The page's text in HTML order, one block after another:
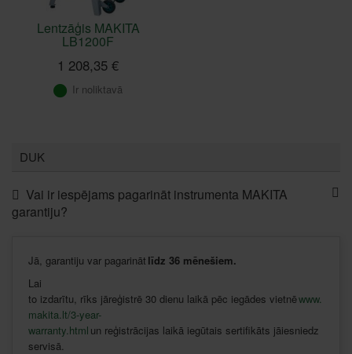
Lentzāģis MAKITA
LB1200F
1 208,35 €
Ir noliktavā
DUK
Vai ir iespējams pagarināt instrumenta MAKITA
garantiju?
Jā garantiju var pagarināt līdz 36 mēnešiem.
Lai
to izdarītu rīks jāreģistrē 30 dienu laikā pēc iegādes vietnēwww.
makita.lt/3-year-
warranty.html un reģistrācijas laikā iegūtais sertifikāts jāiesniedz
servisā